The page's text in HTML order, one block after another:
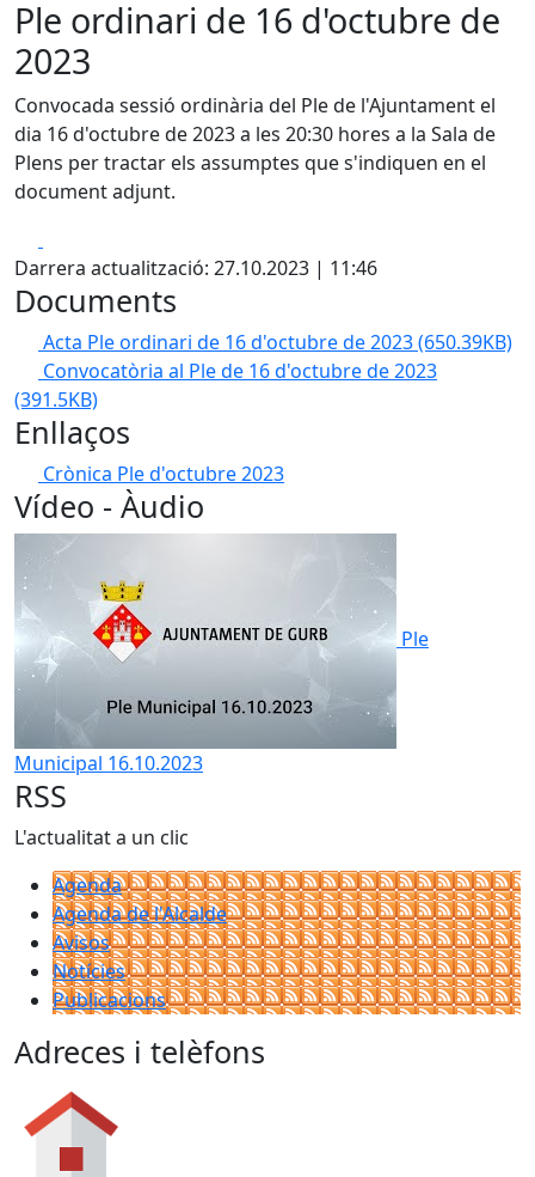
Ple ordinari de 16 d'octubre de
2023
Convocada sessió ordinària del Ple de l'Ajuntament el
dia 16 d'octubre de 2023 a les 20:30 hores a la Sala de
Plens per tractar els assumptes que s'indiquen en el
document adjunt.
Darrera actualització: 27.10.2023 | 11:46
Documents
Acta Ple ordinari de 16 d'octubre de 2023(650.39KB)
Convocatòria al Ple de 16 d'octubre de 2023
(391.5KB)
Enllaços
Crònica Ple d'octubre 2023
Vídeo - Àudio
Ple
Municipal 16.10.2023
RSS
L'actualitat a un clic
Agenda
Agenda de l'Alcalde
Avisos
Notícies
Publicacions
Adreces i telèfons